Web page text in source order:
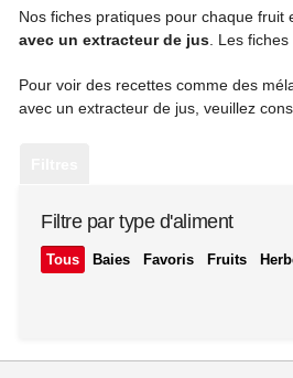
Nos fiches pratiques pour chaque fruit
avec un extracteur de jus . Les
Pour voir des recettes comme des
avec un extracteur de jus, veuillez
Filtre par type d'aliment
Tous Baies Favoris Fruits